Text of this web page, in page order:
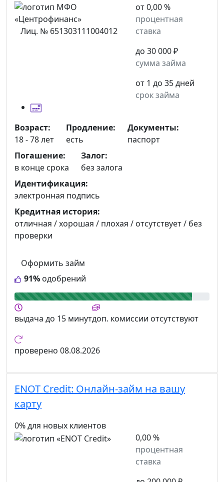
Лиц. № 651303111004012
от 0,00 %
процентная
ставка
до 30 000 ₽
сумма займа
от 1 до 35 дней
срок займа
91% одобрений
Оформить займ
Возраст:
18 - 78 лет
Продление:
есть
Документы:
паспорт
Погашение:
в конце срока
Залог:
без залога
Идентификация:
электронная подпись
Кредитная история:
отличная / хорошая / плохая / отсутствует / без
проверки
выдача до 15 минутдоп. комиссии отсутствуют
проверено 08.08.2026
ENOT Credit: Онлайн-займ на вашу
карту
0% для новых клиентов
0,00 %
процентная
ставка